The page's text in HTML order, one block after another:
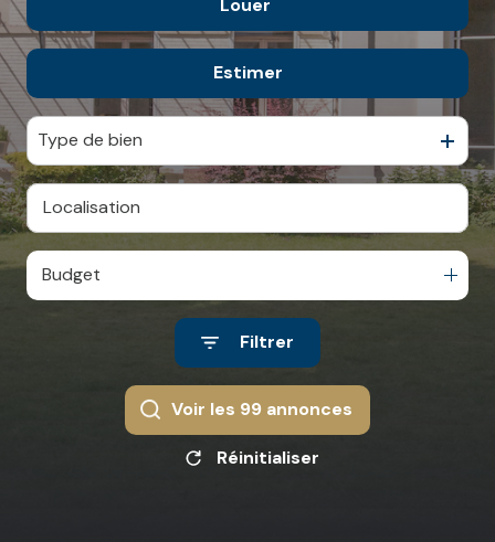
NOS
AVIS
De l'immo pro
Louer
De l'immo pro
Estimer
Type de bien
Budget
Filtrer
Voir les 99 annonces
Réinitialiser